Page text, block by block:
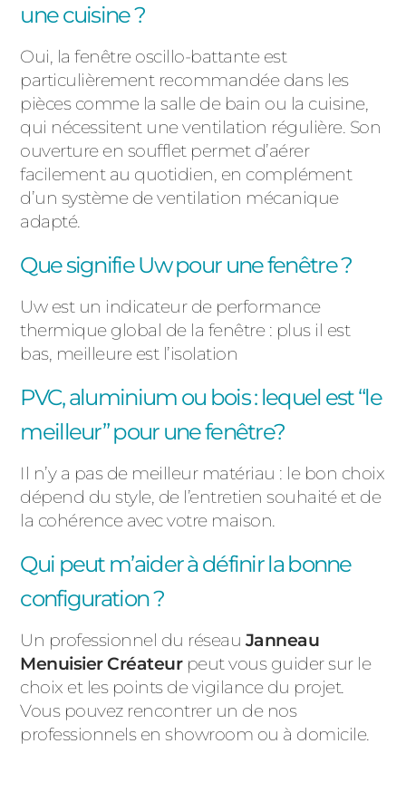
une cuisine ?
Oui, la fenêtre oscillo-battante est
particulièrement recommandée dans les
pièces comme la salle de bain ou la cuisine,
qui nécessitent une ventilation régulière. Son
ouverture en soufflet permet d’aérer
facilement au quotidien, en complément
d’un système de ventilation mécanique
adapté.
Que signifie Uw pour une fenêtre ?
Uw est un indicateur de performance
thermique global de la fenêtre : plus il est
bas, meilleure est l’isolation
PVC, aluminium ou bois : lequel est “le
meilleur” pour une fenêtre?
Il n’y a pas de meilleur matériau : le bon choix
dépend du style, de l’entretien souhaité et de
la cohérence avec votre maison.
Qui peut m’aider à définir la bonne
configuration ?
Un professionnel du réseau Janneau
Menuisier Créateurpeut vous guider sur le
choix et les points de vigilance du projet.
Vous pouvez rencontrer un de nos
professionnels en showroom ou à domicile.